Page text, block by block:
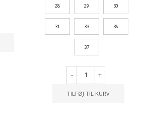
28 29 30
31 33 36
37
- +
TILFØJ TIL KURV